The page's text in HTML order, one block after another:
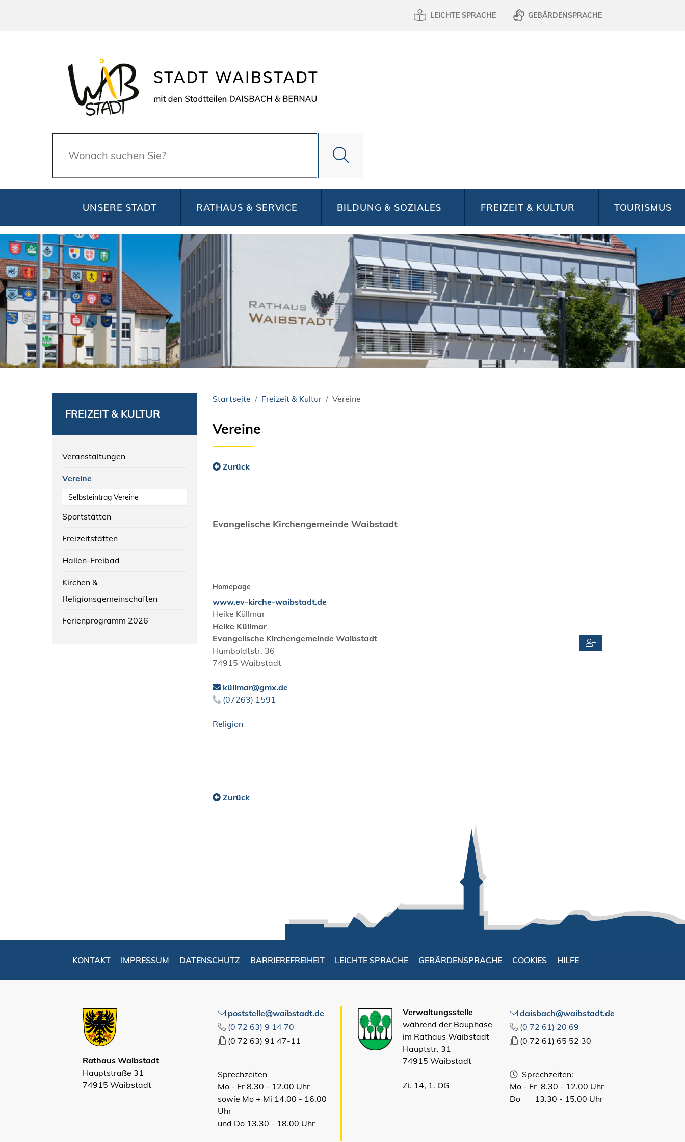
LEICHTE SPRACHE GEBÄRDENSPRACHE
Suche
UNSERE STADT RATHAUS & SERVICE BILDUNG & SOZIALES FREIZEIT & KULTUR TOURISMUS
FREIZEIT & KULTUR
Veranstaltungen
Vereine
Selbsteintrag Vereine
Sportstätten
Freizeitstätten
Hallen-Freibad
Kirchen &
Religionsgemeinschaften
Ferienprogramm 2026
Startseite Freizeit & Kultur Vereine
Vereine
Zurück
Evangelische Kirchengemeinde Waibstadt
Homepage
www.ev-kirche-waibstadt.de
Heike Küllmar
Heike Küllmar
Evangelische Kirchengemeinde Waibstadt
Humboldtstr. 36
74915 Waibstadt
küllmar@gmx.de
(07263) 1591
Religion
Zurück
KONTAKT IMPRESSUM DATENSCHUTZ BARRIEREFREIHEIT LEICHTE SPRACHE GEBÄRDENSPRACHE COOKIES HILFE
Rathaus Waibstadt
Hauptstraße 31
74915 Waibstadt
poststelle@waibstadt.de
(0 72 63) 9 14 70
(0 72 63) 91 47-11
Sprechzeiten
Mo - Fr 8.30 - 12.00 Uhr
sowie Mo + Mi 14.00 - 16.00
Uhr
und Do 13.30 - 18.00 Uhr
Verwaltungsstelle
während der Bauphase
im Rathaus Waibstadt
Hauptstr. 31
74915 Waibstadt
Zi. 14, 1. OG
daisbach@waibstadt.de
(0 72 61) 20 69
(0 72 61) 65 52 30
Sprechzeiten:
Mo - Fr 8.30 - 12.00 Uhr
Do 13.30 - 15.00 Uhr